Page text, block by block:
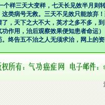
个样三天大变样，七天长见效半月
类病号无救。三天不见效只能放弃
，天下之大不大，英才之多不多，
作用，治后观察效果便知患者命运
终告五不治之人无须求治，网上的